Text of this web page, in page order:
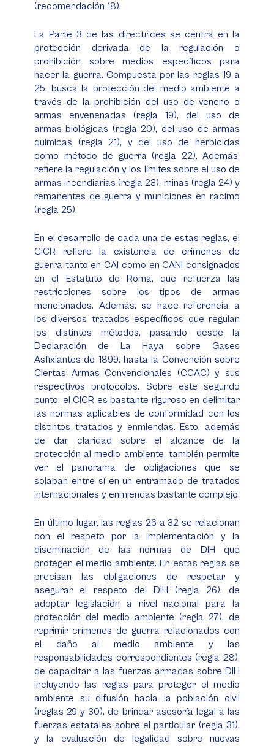
(recomendación 18).
La Parte 3 de las directrices se centra en la
protección derivada de la regulación o
prohibición sobre medios específicos para
hacer la guerra. Compuesta por las reglas 19 a
25, busca la protección del medio ambiente a
través de la prohibición del uso de veneno o
armas envenenadas (regla 19), del uso de
armas biológicas (regla 20), del uso de armas
químicas (regla 21), y del uso de herbicidas
como método de guerra (regla 22). Además,
refiere la regulación y los límites sobre el uso de
armas incendiarias (regla 23), minas (regla 24) y
remanentes de guerra y municiones en racimo
(regla 25).
En el desarrollo de cada una de estas reglas, el
CICR refiere la existencia de crímenes de
guerra tanto en CAI como en CANI consignados
en el Estatuto de Roma, que refuerza las
restricciones sobre los tipos de armas
mencionados. Además, se hace referencia a
los diversos tratados específicos que regulan
los distintos métodos, pasando desde la
Declaración de La Haya sobre Gases
Asfixiantes de 1899, hasta la Convención sobre
Ciertas Armas Convencionales (CCAC) y sus
respectivos protocolos. Sobre este segundo
punto, el CICR es bastante riguroso en delimitar
las normas aplicables de conformidad con los
distintos tratados y enmiendas. Esto, además
de dar claridad sobre el alcance de la
protección al medio ambiente, también permite
ver el panorama de obligaciones que se
solapan entre sí en un entramado de tratados
internacionales y enmiendas bastante complejo.
En último lugar, las reglas 26 a 32 se relacionan
con el respeto por la implementación y la
diseminación de las normas de DIH que
protegen el medio ambiente. En estas reglas se
precisan las obligaciones de respetar y
asegurar el respeto del DIH (regla 26), de
adoptar legislación a nivel nacional para la
protección del medio ambiente (regla 27), de
reprimir crímenes de guerra relacionados con
el daño al medio ambiente y las
responsabilidades correspondientes (regla 28),
de capacitar a las fuerzas armadas sobre DIH
incluyendo las reglas para proteger el medio
ambiente su difusión hacia la población civil
(reglas 29 y 30), de brindar asesoría legal a las
fuerzas estatales sobre el particular (regla 31),
y la evaluación de legalidad sobre nuevas